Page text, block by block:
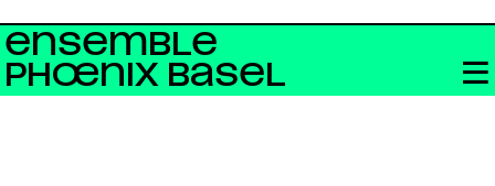
ENSEMBLE
PHŒNIX BASEL